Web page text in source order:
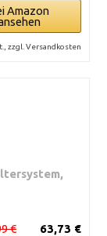
Amazon
zzgl. Versandkosten
63,73 €
€